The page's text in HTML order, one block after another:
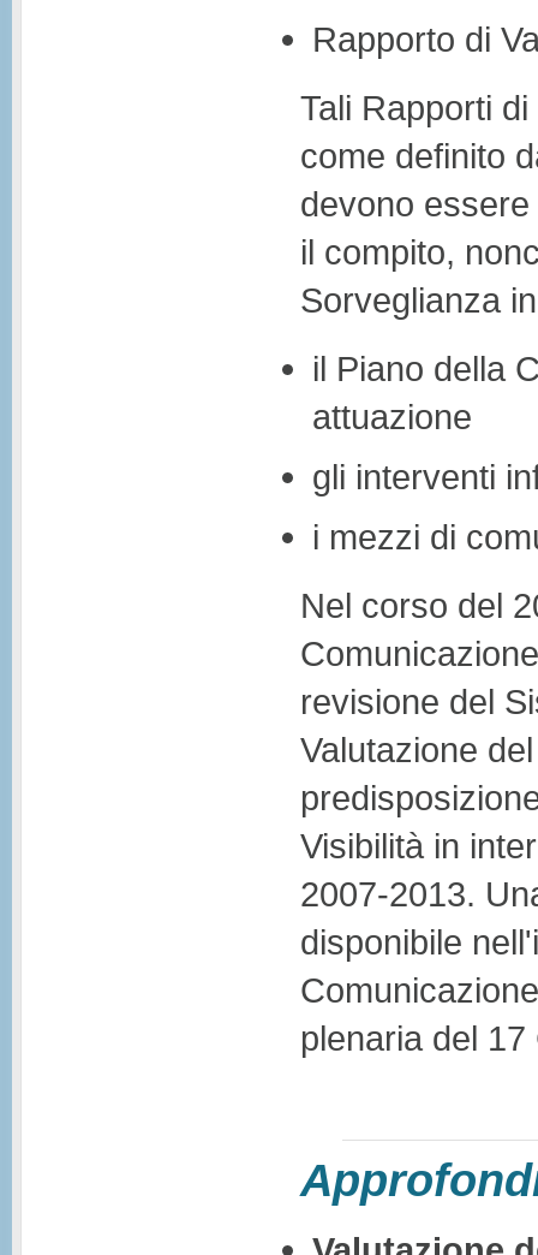
Rapporto di
Tali Rapporti
come definito
devono
il compito,
Sorveglianza
il Piano della
attuazione
gli interventi
i mezzi di
Nel corso del
revisione del
Valutazione
Visibilità in
2007-2013.
disponibile
plenaria del